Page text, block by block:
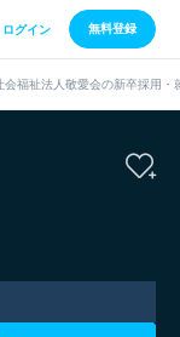
ログイン 無料登録
会福祉法人敬愛会の新卒採用・